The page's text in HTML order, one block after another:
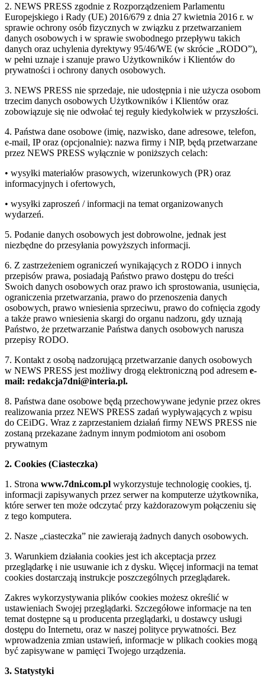
2. NEWS PRESS zgodnie z Rozporządzeniem Parlamentu
Europejskiego i Rady (UE) 2016/679 z dnia 27 kwietnia 2016 r. w
sprawie ochrony osób fizycznych w związku z przetwarzaniem
danych osobowych i w sprawie swobodnego przepływu takich
danych oraz uchylenia dyrektywy 95/46/WE (w skrócie „RODO”),
w pełni uznaje i szanuje prawo Użytkowników i Klientów do
prywatności i ochrony danych osobowych.
3. NEWS PRESS nie sprzedaje, nie udostępnia i nie użycza osobom
trzecim danych osobowych Użytkowników i Klientów oraz
zobowiązuje się nie odwołać tej reguły kiedykolwiek w przyszłości.
4. Państwa dane osobowe (imię, nazwisko, dane adresowe, telefon,
e-mail, IP oraz (opcjonalnie): nazwa firmy i NIP, będą przetwarzane
przez NEWS PRESS wyłącznie w poniższych celach:
• wysyłki materiałów prasowych, wizerunkowych (PR) oraz
informacyjnych i ofertowych,
• wysyłki zaproszeń / informacji na temat organizowanych
wydarzeń.
5. Podanie danych osobowych jest dobrowolne, jednak jest
niezbędne do przesyłania powyższych informacji.
6. Z zastrzeżeniem ograniczeń wynikających z RODO i innych
przepisów prawa, posiadają Państwo prawo dostępu do treści
Swoich danych osobowych oraz prawo ich sprostowania, usunięcia,
ograniczenia przetwarzania, prawo do przenoszenia danych
osobowych, prawo wniesienia sprzeciwu, prawo do cofnięcia zgody
a także prawo wniesienia skargi do organu nadzoru, gdy uznają
Państwo, że przetwarzanie Państwa danych osobowych narusza
przepisy RODO.
7. Kontakt z osobą nadzorującą przetwarzanie danych osobowych
w NEWS PRESS jest możliwy drogą elektroniczną pod adresem e-
mail: redakcja7dni@interia.pl.
8. Państwa dane osobowe będą przechowywane jedynie przez okres
realizowania przez NEWS PRESS zadań wypływających z wpisu
do CEiDG. Wraz z zaprzestaniem działań firmy NEWS PRESS nie
zostaną przekazane żadnym innym podmiotom ani osobom
prywatnym
2. Cookies (Ciasteczka)
1. Strona www.7dni.com.pl wykorzystuje technologię cookies, tj.
informacji zapisywanych przez serwer na komputerze użytkownika,
które serwer ten może odczytać przy każdorazowym połączeniu się
z tego komputera.
2. Nasze „ciasteczka” nie zawierają żadnych danych osobowych.
3. Warunkiem działania cookies jest ich akceptacja przez
przeglądarkę i nie usuwanie ich z dysku. Więcej informacji na temat
cookies dostarczają instrukcje poszczególnych przeglądarek.
Zakres wykorzystywania plików cookies możesz określić w
ustawieniach Swojej przeglądarki. Szczegółowe informacje na ten
temat dostępne są u producenta przeglądarki, u dostawcy usługi
dostępu do Internetu, oraz w naszej polityce prywatności. Bez
wprowadzenia zmian ustawień, informacje w plikach cookies mogą
być zapisywane w pamięci Twojego urządzenia.
3. Statystyki